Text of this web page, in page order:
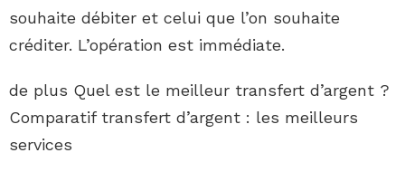
souhaite débiter et celui que l’on souhaite
créditer. L’opération est immédiate.
de plus Quel est le meilleur transfert d’argent ?
Comparatif transfert d’argent : les meilleurs
services